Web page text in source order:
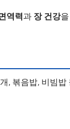
역력과 장 건강
, 볶음밥, 비빔